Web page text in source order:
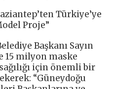
Türkiye’ye
Proje”
Başkanı Sayın
15 milyon maske
için önemli bir
“Güneydoğu